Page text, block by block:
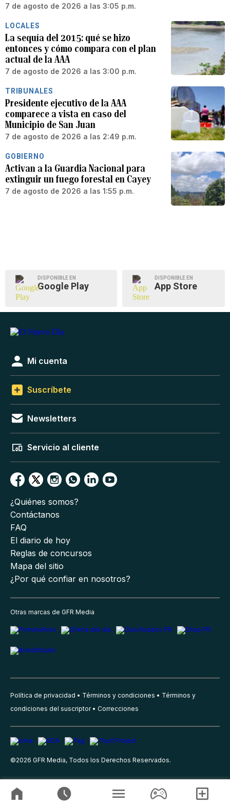
7 de agosto de 2026 a las 3:05 p.m.
LOCALES
La sequía del 2015: qué se hizo
entonces y cómo compara con el plan
actual de la AAA
7 de agosto de 2026 a las 3:00 p.m.
TRIBUNALES
Presidente ejecutivo de la AAA
comparece a vista en caso del
Municipio de San Juan
7 de agosto de 2026 a las 2:49 p.m.
GOBIERNO
Activan a la Guardia Nacional para
extinguir un fuego forestal en Cayey
7 de agosto de 2026 a las 1:55 p.m.
DISPONIBLE EN
Google Play
DISPONIBLE EN
App Store
Mi cuenta
Suscríbete
Newsletters
Servicio al cliente
¿Quiénes somos?
Contáctanos
FAQ
El diario de hoy
Reglas de concursos
Mapa del sitio
¿Por qué confiar en nosotros?
Otras marcas de GFR Media
Política de privacidad Términos y condiciones
Términos y
condiciones del suscriptor
Correcciones
©2026 GFR Media, Todos los Derechos Reservados.